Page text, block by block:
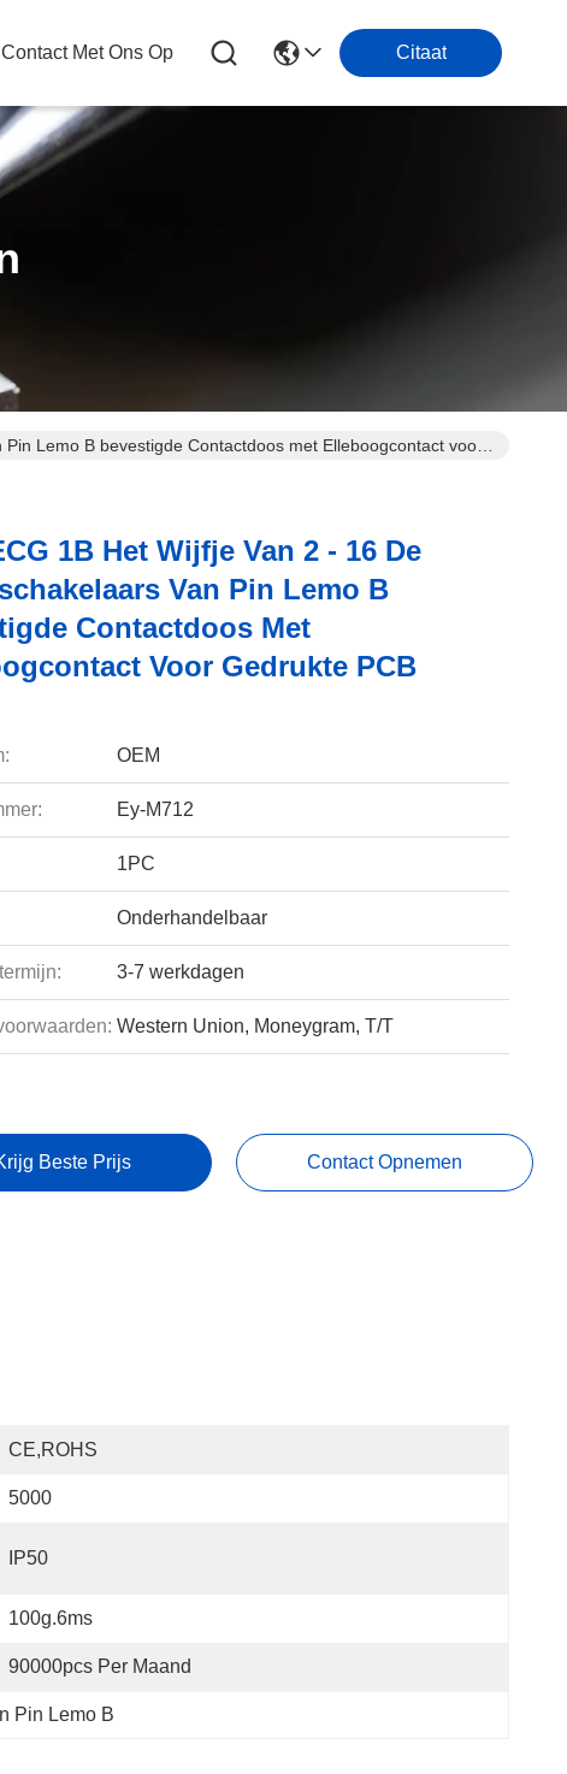
Met Ons Op Citaat
Lemo B bevestigde Contactdoos met Elleboogcontact voor
1B Het Wijfje Van 2 - 16 De
Van Pin Lemo B
Contactdoos Met
Voor Gedrukte PCB
OEM
Ey-M712
1PC
Onderhandelbaar
3-7 werkdagen
Western Union, Moneygram, T/T
Beste Prijs Contact Opnemen
CE,ROHS
5000
IP50
100g.6ms
90000pcs Per Maand
Pin Lemo B